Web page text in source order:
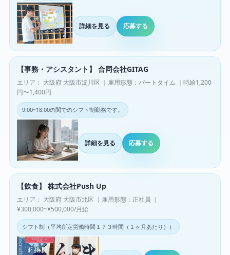
詳細を見る 応募する
【事務・アシスタント】 合同会社GITAG
エリア： 大阪府 大阪市淀川区 ｜雇用形態：パートタイム ｜時給1,200
円〜1,400円
9:00~18:00の間でのシフト制勤務です。
詳細を見る 応募する
【飲食】 株式会社Push Up
エリア： 大阪府 大阪市北区 ｜雇用形態：正社員 ｜
¥300,000~¥500,000/月給
シフト制（平均所定労働時間１７３時間（１ヶ月あたり））